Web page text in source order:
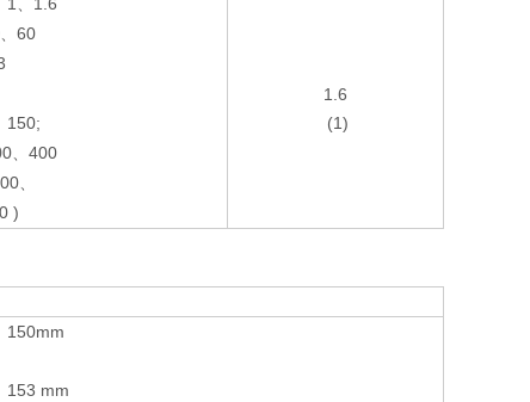
1、 1.6
、 60
150;
、 400
、
)
1.6
(1)
150mm
153 mm